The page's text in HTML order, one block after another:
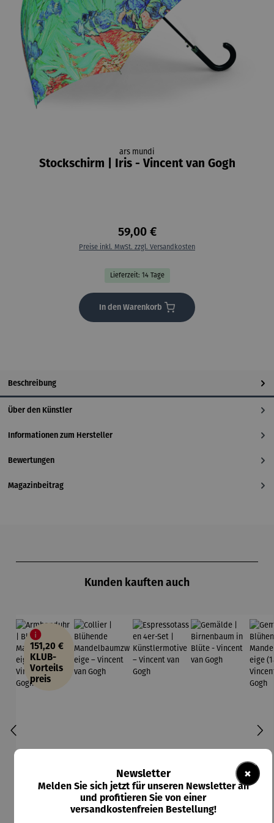
ars mundi
Stockschirm | Iris - Vincent van Gogh
59,00 €
Preise inkl. MwSt. zzgl. Versandkosten
Lieferzeit: 14 Tage
In den Warenkorb
Beschreibung
Über den Künstler
Informationen zum Hersteller
Bewertungen
Magazinbeitrag
Kunden kauften auch
151,20 €
KLUB-
Vorteils
preis
×
Newsletter
Melden Sie sich jetzt für unseren Newsletter an
und profitieren Sie von einer
versandkostenfreien Bestellung!